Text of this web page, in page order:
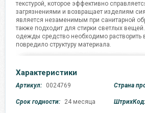
текстурой, которое эффективно
загрязнениями и возвращает изделиям
является незаменимым при санитарной
также подходит для стирки светлых
одежды средство необходимо растворить
повредило структуру материала.
Характеристики
Артикул: 0024769 Страна
Срок годности: 24 месяца ШтрихКод: